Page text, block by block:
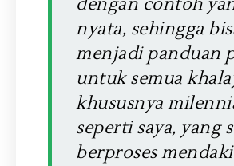
dengan contoh
nyata, sehingga
menjadi panduan
untuk semua
khususnya
seperti saya, yang
berproses mendaki